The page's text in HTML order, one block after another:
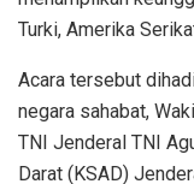
Turki, Amerika
Acara tersebut
negara sahabat,
TNI Jenderal TNI
Darat (KSAD)